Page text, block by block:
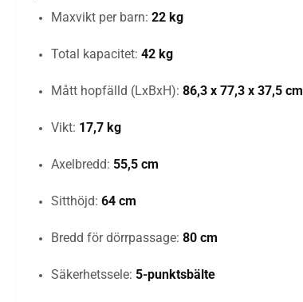
Maxvikt per barn: 22 kg
Total kapacitet: 42 kg
Mått hopfälld (LxBxH): 86,3 x 77,3 x 37,5 cm
Vikt: 17,7 kg
Axelbredd: 55,5 cm
Sitthöjd: 64 cm
Bredd för dörrpassage: 80 cm
Säkerhetssele: 5-punktsbälte